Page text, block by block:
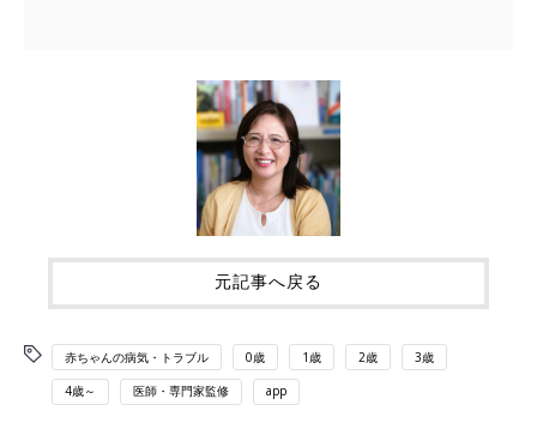
元記事へ戻る
赤ちゃんの病気・トラブル 0歳 1歳 2歳 3歳
4歳～ 医師・専門家監修 app